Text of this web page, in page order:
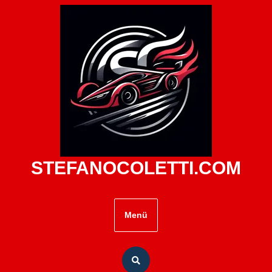
STEFANOCOLETTI.COM
Menü